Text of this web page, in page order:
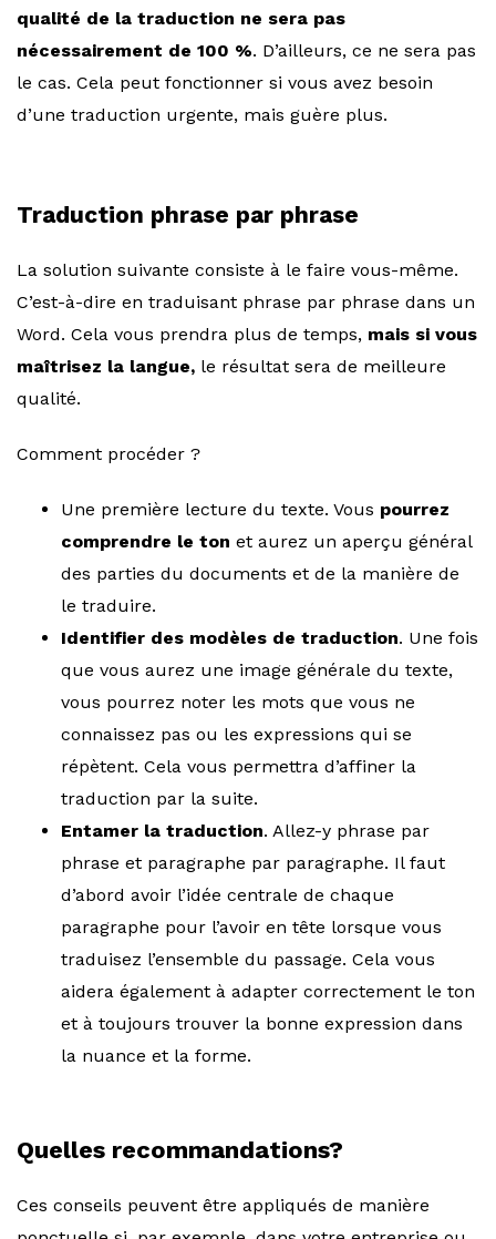
qualité de la traduction ne sera pas
nécessairement de 100 %. D’ailleurs, ce ne sera pas
le cas. Cela peut fonctionner si vous avez besoin
d’une traduction urgente, mais guère plus.
Traduction phrase par phrase
La solution suivante consiste à le faire vous-même.
C’est-à-dire en traduisant phrase par phrase dans un
Word. Cela vous prendra plus de temps, mais si vous
maîtrisez la langue, le résultat sera de meilleure
qualité.
Comment procéder ?
Une première lecture du texte. Vous pourrez
comprendre le ton et aurez un aperçu général
des parties du documents et de la manière de
le traduire.
Identifier des modèles de traduction. Une fois
que vous aurez une image générale du texte,
vous pourrez noter les mots que vous ne
connaissez pas ou les expressions qui se
répètent. Cela vous permettra d’affiner la
traduction par la suite.
Entamer la traduction. Allez-y phrase par
phrase et paragraphe par paragraphe. Il faut
d’abord avoir l’idée centrale de chaque
paragraphe pour l’avoir en tête lorsque vous
traduisez l’ensemble du passage. Cela vous
aidera également à adapter correctement le ton
et à toujours trouver la bonne expression dans
la nuance et la forme.
Quelles recommandations?
Ces conseils peuvent être appliqués de manière